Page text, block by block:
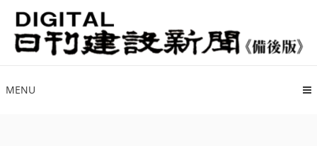
ナ
ビ
ゲ
シ
コ
ン
テ
ツ
MENU